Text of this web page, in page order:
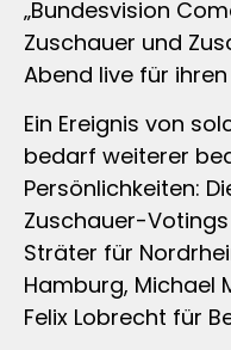
„Bundesvision
Zuschauer und
Abend live für
Ein Ereignis von
bedarf weiterer
Persönlichkeiten:
Zuschauer-
Sträter für
Hamburg, Michael
Felix Lobrecht für